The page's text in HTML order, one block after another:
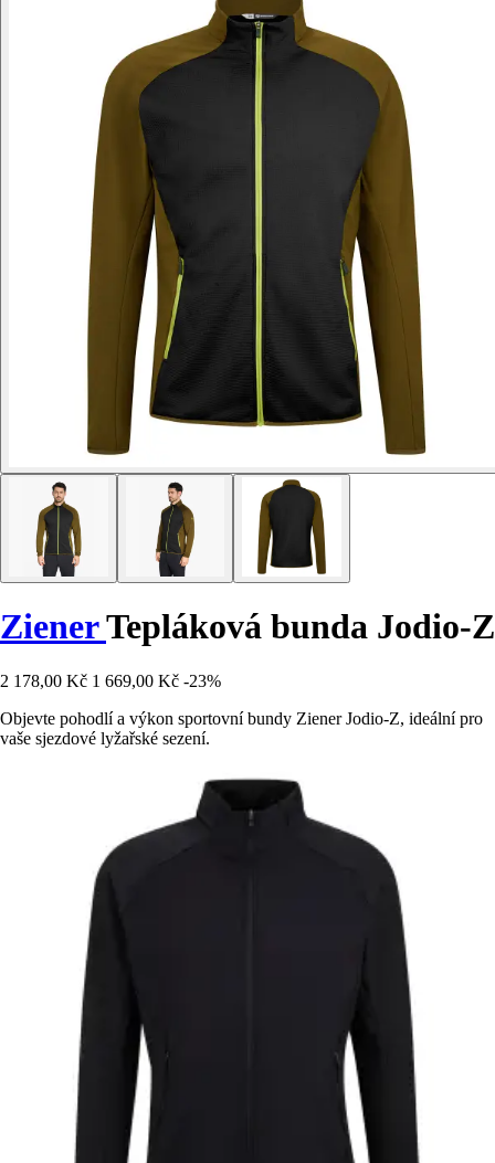
ZienerTepláková bunda Jodio-Z
2 178,00 Kč 1 669,00 Kč -23%
Objevte pohodlí a výkon sportovní bundy Ziener Jodio-Z, ideální pro
vaše sjezdové lyžařské sezení.